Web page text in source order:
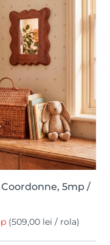
5mp /
(509,00 lei / rola)